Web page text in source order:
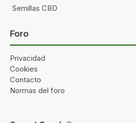
Semillas CBD
Foro
Privacidad
Cookies
Contacto
Normas del foro